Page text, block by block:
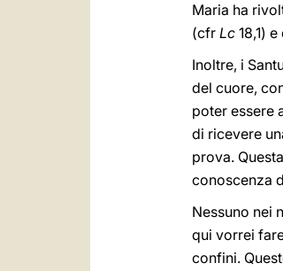
Maria ha
(cfr Lc 18,1)
Inoltre, i
del cuore,
poter essere
di ricevere
prova.
conoscenza
Nessuno nei
qui vorrei
confini.